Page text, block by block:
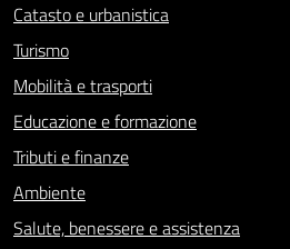
Catasto e urbanistica
Turismo
Mobilità e trasporti
Educazione e formazione
Tributi e finanze
Ambiente
Salute, benessere e assistenza